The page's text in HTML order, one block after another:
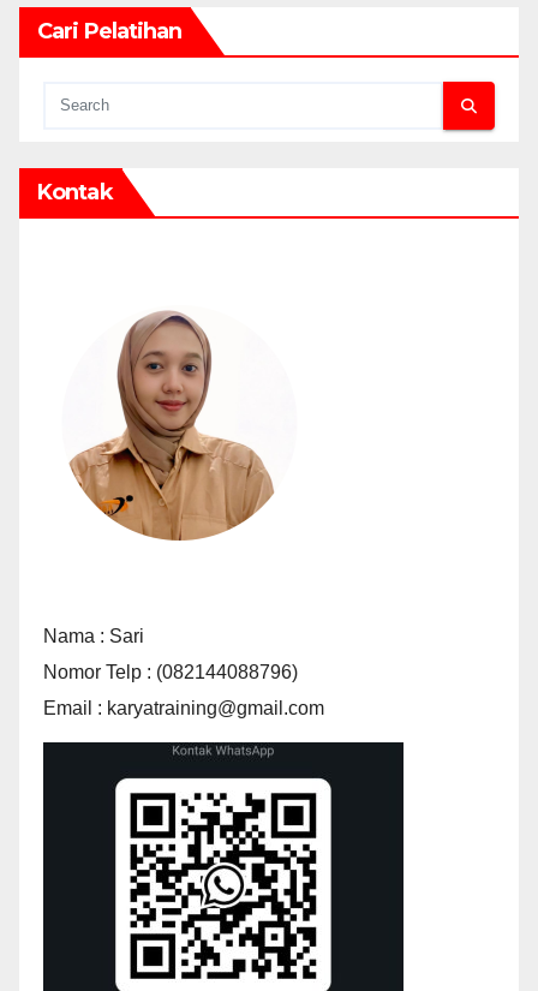
Cari Pelatihan
Kontak
Nama : Sari
Nomor Telp : (082144088796)
Email : karyatraining@gmail.com